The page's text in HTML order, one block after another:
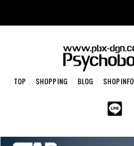
TOP SHOPPING BLOG SHOPINFO